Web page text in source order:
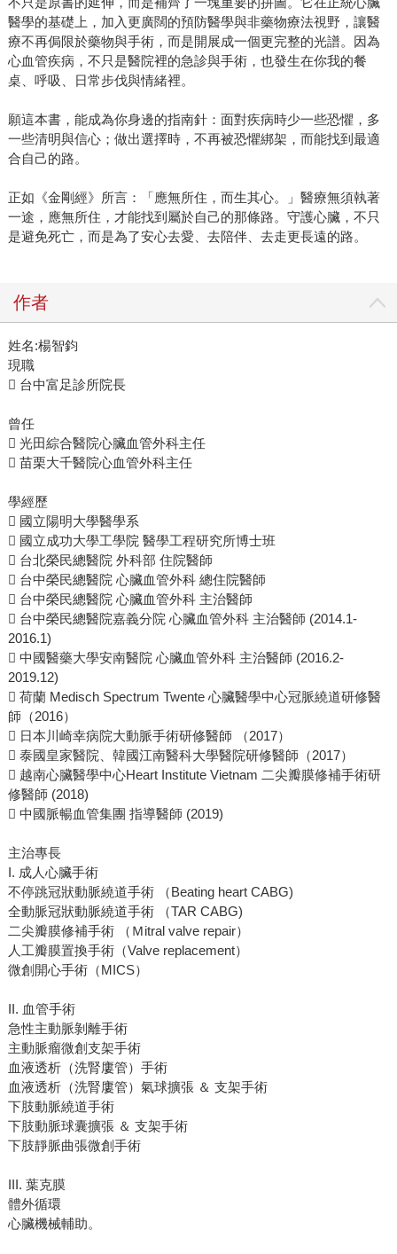
醫學的基礎上，加入更廣闊的預防醫學與非藥物療法視野，讓醫
療不再侷限於藥物與手術，而是開展成一個更完整的光譜。因為
心血管疾病，不只是醫院裡的急診與手術，也發生在你我的餐
桌、呼吸、日常步伐與情緒裡。
願這本書，能成為你身邊的指南針：面對疾病時少一些恐懼，多
一些清明與信心；做出選擇時，不再被恐懼綁架，而能找到最適
合自己的路。
正如《金剛經》所言：「應無所住，而生其心。」醫療無須執著
一途，應無所住，才能找到屬於自己的那條路。守護心臟，不只
是避免死亡，而是為了安心去愛、去陪伴、去走更長遠的路。
作者
姓名:楊智鈞
現職
 台中富足診所院長
曾任
 光田綜合醫院心臟血管外科主任
 苗栗大千醫院心血管外科主任
學經歷
 國立陽明大學醫學系
 國立成功大學工學院 醫學工程研究所博士班
 台北榮民總醫院 外科部 住院醫師
 台中榮民總醫院 心臟血管外科 總住院醫師
 台中榮民總醫院 心臟血管外科 主治醫師
 台中榮民總醫院嘉義分院 心臟血管外科 主治醫師 (2014.1-
2016.1)
 中國醫藥大學安南醫院 心臟血管外科 主治醫師 (2016.2-
2019.12)
 荷蘭 Medisch Spectrum Twente 心臟醫學中心冠脈繞道研修醫
師（2016）
 日本川崎幸病院大動脈手術研修醫師 （2017）
 泰國皇家醫院、韓國江南醫科大學醫院研修醫師（2017）
 越南心臟醫學中心Heart Institute Vietnam 二尖瓣膜修補手術研
修醫師 (2018)
 中國脈暢血管集團 指導醫師 (2019)
主治專長
I. 成人心臟手術
不停跳冠狀動脈繞道手術 （Beating heart CABG)
全動脈冠狀動脈繞道手術 （TAR CABG)
二尖瓣膜修補手術 （Ｍitral valve repair）
人工瓣膜置換手術（Valve replacement）
微創開心手術（MICS）
II. 血管手術
急性主動脈剝離手術
主動脈瘤微創支架手術
血液透析（洗腎廔管）手術
血液透析（洗腎廔管）氣球擴張 ＆ 支架手術
下肢動脈繞道手術
下肢動脈球囊擴張 ＆ 支架手術
下肢靜脈曲張微創手術
III. 葉克膜
體外循環
心臟機械輔助。